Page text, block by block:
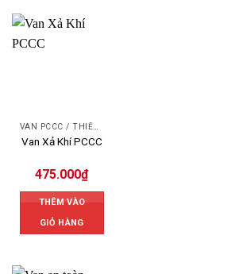
VAN PCCC / THIẾT BỊ PCCC
Van Xả Khí PCCC
475.000₫
THÊM VÀO
GIỎ HÀNG